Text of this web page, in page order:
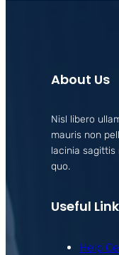
About Us
Nisl libero
mauris non
lacinia sagittis
quo.
Useful
Help